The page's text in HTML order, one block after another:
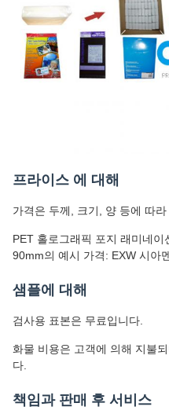
프라이스 에 대해
가격은 두께, 크기, 양 등에 따
PET 홀로그래픽 포지 래미네
90mm의 예시 가격: EXW 시아
샘플에 대해
검사용 표본은 무료입니다.
화물 비용은 고객에 의해 지불
다.
책임과 판매 후 서비스